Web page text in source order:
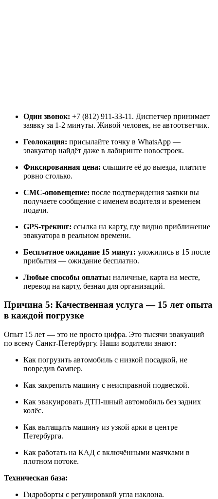
Один звонок: +7 (812) 911-33-11. Диспетчер принимает
заявку за 1-2 минуты. Живой человек, не автоответчик.
Геолокация: присылайте точку в WhatsApp —
эвакуатор найдёт даже в лабиринте новостроек.
Фиксированная цена: слышите её до выезда, платите
ровно столько.
СМС-оповещение: после подтверждения заявки вы
получаете сообщение с именем водителя и временем
подачи.
GPS-трекинг: ссылка на карту, где видно приближение
эвакуатора в реальном времени.
Бесплатное ожидание 15 минут: уложились в 15 после
прибытия — ожидание бесплатно.
Любые способы оплаты: наличные, карта на месте,
перевод на карту, безнал для организаций.
Причина 5: Качественная услуга — 15 лет опыта
в каждой погрузке
Опыт 15 лет — это не просто цифра. Это тысячи эвакуаций
по всему Санкт-Петербургу. Наши водители знают:
Как погрузить автомобиль с низкой посадкой, не
повредив бампер.
Как закрепить машину с неисправной подвеской.
Как эвакуировать ДТП-шный автомобиль без задних
колёс.
Как вытащить машину из узкой арки в центре
Петербурга.
Как работать на КАД с включёнными маячками в
плотном потоке.
Техническая база:
Гидроборты с регулировкой угла наклона.